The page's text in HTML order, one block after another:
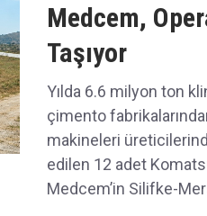
Medcem,
Taşıyor
Yılda 6.6 milyon ton
çimento
makineleri
edilen 12 adet
Medcem’in Silifke-